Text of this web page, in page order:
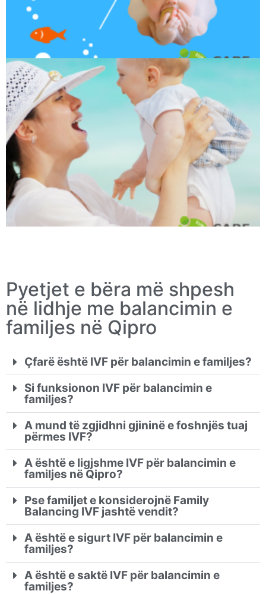
Pyetjet e bëra më shpesh
në lidhje me balancimin e
familjes në Qipro
Çfarë është IVF për balancimin e familjes?
Si funksionon IVF për balancimin e
familjes?
A mund të zgjidhni gjininë e foshnjës tuaj
përmes IVF?
A është e ligjshme IVF për balancimin e
familjes në Qipro?
Pse familjet e konsiderojnë Family
Balancing IVF jashtë vendit?
A është e sigurt IVF për balancimin e
familjes?
A është e saktë IVF për balancimin e
familjes?